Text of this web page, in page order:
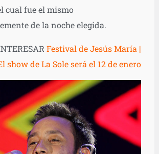
cual fue el mismo
de la noche elegida.
Festival de Jesús María |
show de La Sole será el 12 de enero